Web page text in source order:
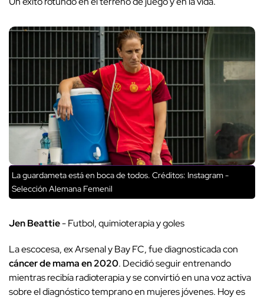
La guardameta está en boca de todos. Créditos: Instagram -
Selección Alemana Femenil
Jen Beattie- Futbol, quimioterapia y goles
La escocesa, ex Arsenal y Bay FC, fue diagnosticada con
cáncer de mama en 2020. Decidió seguir entrenando
mientras recibía radioterapia y se convirtió en una voz activa
sobre el diagnóstico temprano en mujeres jóvenes. Hoy es